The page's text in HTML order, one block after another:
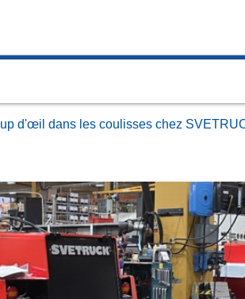
d'œil dans les coulisses chez